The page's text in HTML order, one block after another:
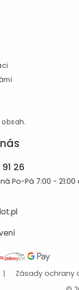
26
Po-Pá 7:00 -
| Zásady ochrany